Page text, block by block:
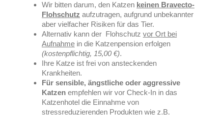
Wir bitten darum, den Katzen keinen Bravecto-
Flohschutz aufzutragen, aufgrund unbekannter
aber vielfacher Risiken für das Tier.
Alternativ kann der Flohschutz vor Ort bei
Aufnahme in die Katzenpension erfolgen
(kostenpflichtig, 15,00 €).
Ihre Katze ist frei von ansteckenden
Krankheiten.
Für sensible, ängstliche oder aggressive
Katzen empfehlen wir vor Check-In in das
Katzenhotel die Einnahme von
stressreduzierenden Produkten wie z.B.